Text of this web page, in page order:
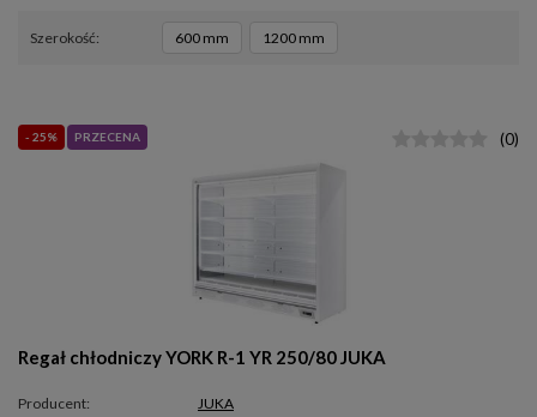
szerokość 600 mm 1200 mm
- 25% PRZECENA
Regał chłodniczy YORK R-1 YR 250/80 JUKA
Producent:
JUKA
(0)